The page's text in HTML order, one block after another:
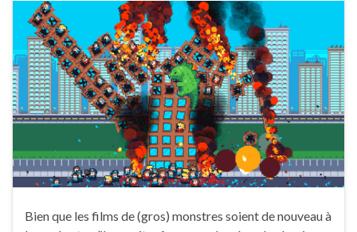
Bien que les films de (gros) monstres soient de nouveau à